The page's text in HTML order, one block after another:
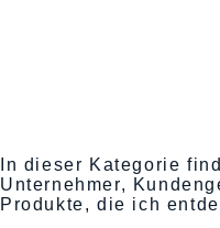
In dieser Kategorie
Unternehmer,
Produkte, die ich